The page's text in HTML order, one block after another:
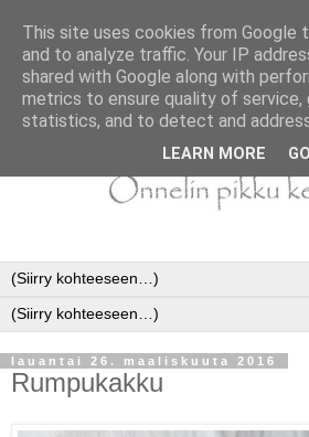
lauantai 26. maaliskuuta 2016
Rumpukakku
This site uses cookies from Google
and to analyze traffic. Your IP
shared with Google along with
metrics to ensure quality of service,
statistics, and to detect and
LEARN MORE